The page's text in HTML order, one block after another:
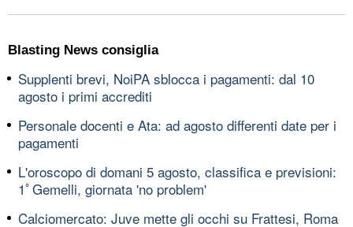
Blasting News consiglia
Supplenti brevi, NoiPA sblocca i pagamenti: dal 10
agosto i primi accrediti
Personale docenti e Ata: ad agosto differenti date per i
pagamenti
L'oroscopo di domani 5 agosto, classifica e previsioni:
1ﾟGemelli, giornata 'no problem'
Calciomercato: Juve mette gli occhi su Frattesi, Roma